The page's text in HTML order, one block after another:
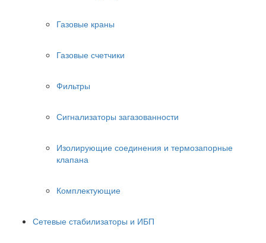
Газовые краны
Газовые счетчики
Фильтры
Сигнализаторы загазованности
Изолирующие соединения и термозапорные
клапана
Комплектующие
Сетевые стабилизаторы и ИБП